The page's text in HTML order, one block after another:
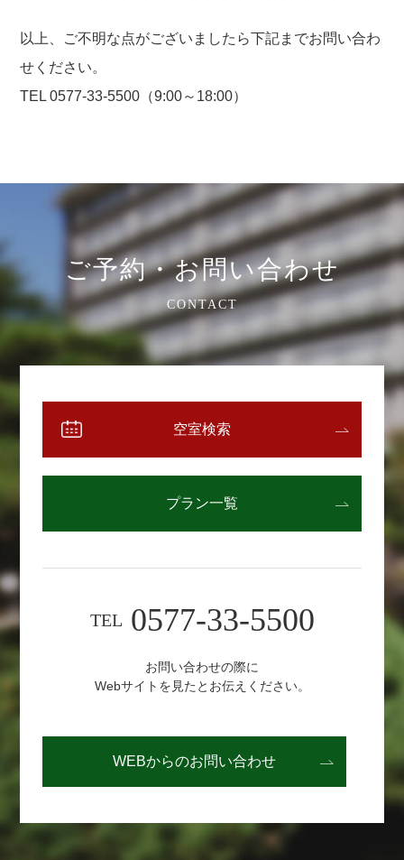
以上、ご不明な点がございましたら下記までお問い合わ
せください。
TEL 0577-33-5500（9:00～18:00）
ご予約・お問い合わせ
CONTACT
空室検索
プラン一覧
TEL 0577-33-5500
お問い合わせの際に
Webサイトを見たとお伝えください。
WEBからのお問い合わせ